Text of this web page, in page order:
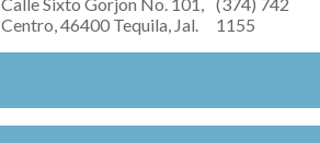
Centro, 46400 Tequila, Jal.
1155